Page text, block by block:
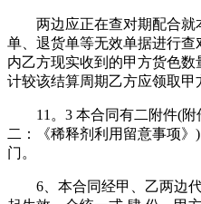
两边应正在查对期配合就
单、退货单等无效单据进行
内乙方现实收到的甲方货色
计较该结算周期乙方应领取甲
11。3 本合同有二附件(附
二：《稀释剂利用留意事项
门。
6、本合同经甲、乙两边代